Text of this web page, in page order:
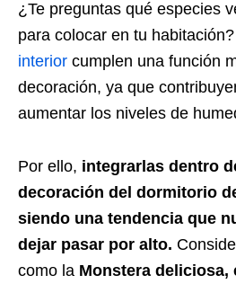
¿Te preguntas qué especies
para colocar en tu
interior cumplen una función
decoración, ya que
aumentar los niveles de
Por ello, integrarlas dentro
decoración del dormitorio
siendo una tendencia que
dejar pasar por alto.
como la Monstera deliciosa,